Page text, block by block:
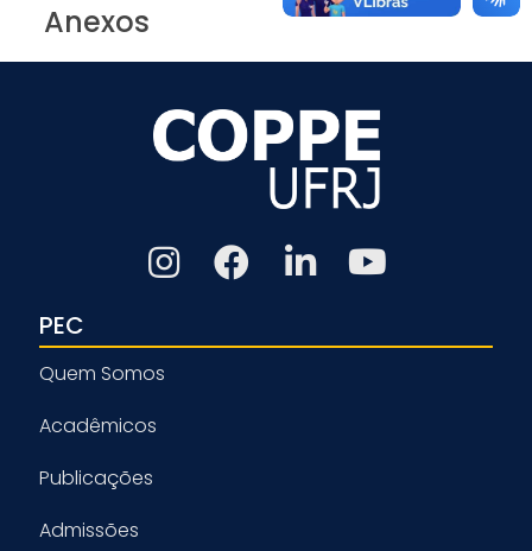
Anexos
PEC
Quem Somos
Acadêmicos
Publicações
Admissões